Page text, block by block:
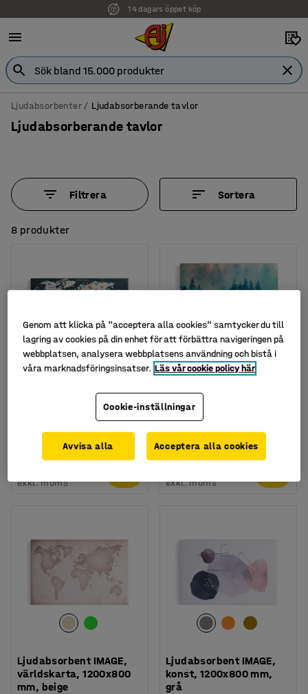
Faktura för företag
Ljudabsorbenter Ljudabsorberande tavlor
Ljudabsorberande tavlor
Filtrera Sortera
8 produkter
Ljudabsorbent IMAGE,
världskarta, 1200x800
384114
exkl. moms
Ljudabsorbent IMAGE,
morgondis, del 1,
1200x1200 mm
Art. nr: 384108
exkl. moms
Ljudabsorbent IMAGE,
världskarta, 1200x800
mm, beige
Ljudabsorbent IMAGE,
konst, 1200x800 mm,
grå
Genom att klicka på "acceptera alla cookies" samtycker du till
lagring av cookies på din enhet för att förbättra navigeringen på
webbplatsen, analysera webbplatsens användning och bistå i
våra marknadsföringsinsatser. Läs vår cookie policy här
Cookie-inställningar
Avvisa alla Acceptera alla cookies